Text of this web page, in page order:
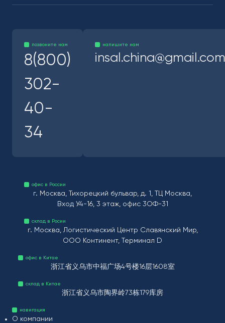
позвоните нам
8(800)
302-
40-
34
напишите нам
insal.china@gmail.com
офис в России
г. Москва, Тихорецкий бульвар, д. 1, ТЦ Москва,
Вход У4-16, 3 этаж, офис 3ОФ-31
склад в Росии
г. Москва, Логистический Центр Славянский Мир,
ООО Континент, Терминал D
офис в Китае
浙江省义乌市中福广场4号楼16层1608室
склад в Китае
浙江省义乌市陶界岭73栋179库房
навигация
О компании